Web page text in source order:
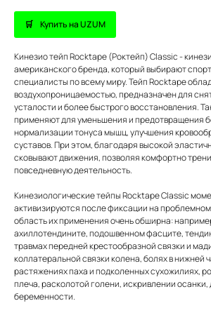
Купить на UZUM
Кинезио тейп Rocktape (Роктейп) Classic -
американского бренда, который выбирают
специалисты по всему миру. Тейп Rocktape
воздухопроницаемостью, предназначен для
усталости и более быстрого восстановления.
применяют для уменьшения и предотвращения
нормализации тонуса мышц, улучшения
суставов. При этом, благодаря высокой
сковывают движения, позволяя комфортно
повседневную деятельность.
Кинезиологические тейпы Rocktape Classic
активизируются после фиксации на
область их применения очень обширна:
ахиллотендините, подошвенном фасците,
травмах передней крестообразной связки и
коллатеральной связки колена, болях в нижней
растяжениях паха и подколенных сухожилиях,
плеча, расколотой голени, искривлении
беременности.